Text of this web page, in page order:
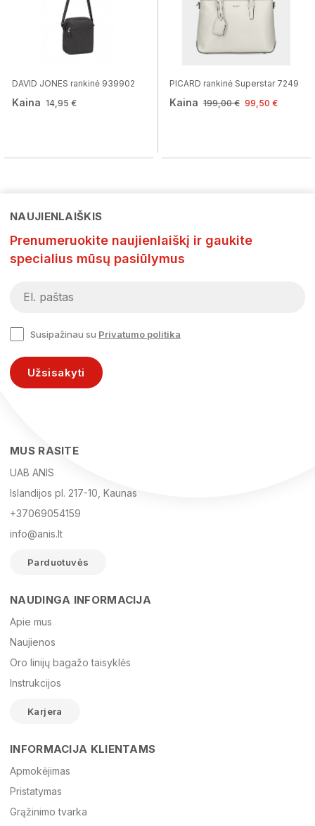
DAVID JONES rankinė 939902
Kaina 14,95 €
PICARD rankinė Superstar 7249
Kaina 199,00 € 99,50 €
El. paštas
Žinutė
NAUJIENLAIŠKIS
Prenumeruokite naujienlaiškį ir gaukite
specialius mūsų pasiūlymus
Susipažinau su Privatumo politika
Užsisakyti
MUS RASITE
UAB ANIS
Islandijos pl. 217-10, Kaunas
+37069054159
info@anis.lt
Parduotuvės
NAUDINGA INFORMACIJA
Apie mus
Naujienos
Oro linijų bagažo taisyklės
Instrukcijos
Karjera
INFORMACIJA KLIENTAMS
Apmokėjimas
Pristatymas
Grąžinimo tvarka